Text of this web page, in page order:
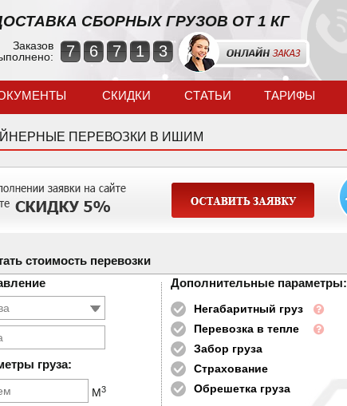
СБОРНЫХ ГРУЗОВ ОТ 1 КГ
Заказов
7 6 7 1 3
СКИДКИ СТАТЬИ ТАРИФЫ
ПЕРЕВОЗКИ В ИШИМ
стоимость перевозки
груза:
М3
Дополнительные параметры:
Негабаритный груз
Перевозка в тепле
Забор груза
Страхование
Обрешетка груза